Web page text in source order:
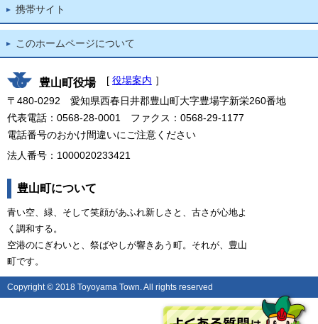
携帯サイト
このホームページについて
豊山町役場 [ 役場案内 ］
〒480-0292 愛知県西春日井郡豊山町大字豊場字新栄260番地
代表電話：0568-28-0001 ファクス：0568-29-1177
電話番号のおかけ間違いにご注意ください
法人番号：1000020233421
豊山町について
青い空、緑、そして笑顔があふれ新しさと、古さが心地よ
く調和する。
空港のにぎわいと、祭ばやしが響きあう町。それが、豊山
町です。
Copyright © 2018 Toyoyama Town. All rights reserved